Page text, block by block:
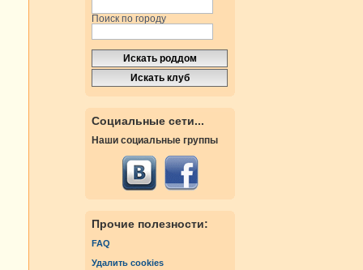
Поиск по городу
Социальные сети...
Наши социальные группы
Прочие полезности:
FAQ
Удалить cookies